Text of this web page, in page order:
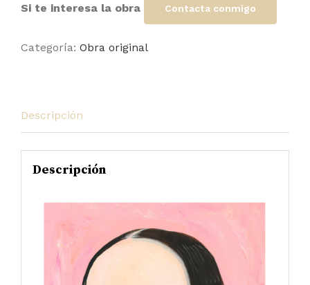
Si te interesa la obra Contacta conmigo
Categoría: Obra original
Descripción
Descripción